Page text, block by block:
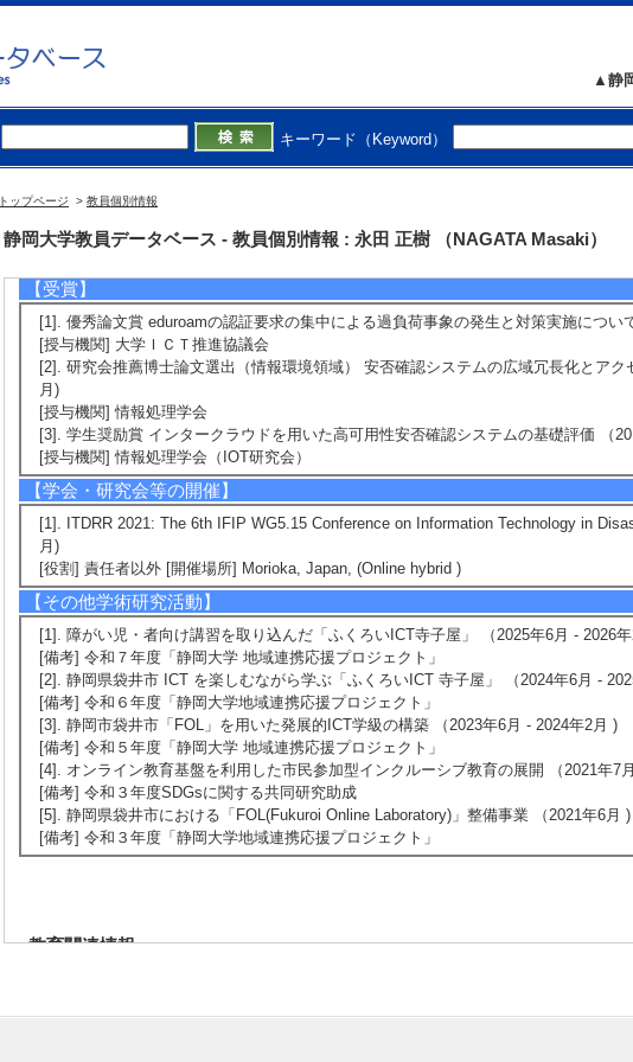
▲静
キーワード（Keyword）
トップページ > 教員個別情報
静岡大学教員データベース - 教員個別情報 : 永田 正樹 （NAGATA Masaki）
分担 （ 2025年9月 ～ 2026年2月 )
[備考] 令和7年度 地域課題に係る産学共同研究委託事業（静岡市産学交流センター）
[2]. 出資金による受託研究 駿河湾関連データおよびIoT技術を用いたサクラエビ画像
[相手先] 静岡市・静岡県
[備考] 駿河湾・海洋 DX 先端拠点化計画（内閣府「令和６年度地方大学・地域産業創
【科学研究費助成事業】
[1]. オンライン教育の受講履歴から学生への総合支援を実現する総合教育システムの
究(C) 代表
【受賞】
[1]. 優秀論文賞 eduroamの認証要求の集中による過負荷事象の発生と対策実施につい
[授与機関] 大学ＩＣＴ推進協議会
[2]. 研究会推薦博士論文選出（情報環境領域） 安否確認システムの広域冗長化とア
月)
[授与機関] 情報処理学会
[3]. 学生奨励賞 インタークラウドを用いた高可用性安否確認システムの基礎評価 （
[授与機関] 情報処理学会（IOT研究会）
【学会・研究会等の開催】
[1]. ITDRR 2021: The 6th IFIP WG5.15 Conference on Information Technology in
月)
[役割] 責任者以外 [開催場所] Morioka, Japan, (Online hybrid )
【その他学術研究活動】
[1]. 障がい児・者向け講習を取り込んだ「ふくろいICT寺子屋」 （2025年6月 - 2026
[備考] 令和７年度「静岡大学 地域連携応援プロジェクト」
[2]. 静岡県袋井市 ICT を楽しむながら学ぶ「ふくろいICT 寺子屋」 （2024年6月 -
[備考] 令和６年度「静岡大学地域連携応援プロジェクト」
[3]. 静岡市袋井市「FOL」を用いた発展的ICT学級の構築 （2023年6月 - 2024年2月 )
[備考] 令和５年度「静岡大学 地域連携応援プロジェクト」
[4]. オンライン教育基盤を利用した市民参加型インクルーシブ教育の展開 （2021年7
[備考] 令和３年度SDGsに関する共同研究助成
[5]. 静岡県袋井市における「FOL(Fukuroi Online Laboratory)」整備事業 （2021年6月 )
[備考] 令和３年度「静岡大学地域連携応援プロジェクト」
教育関連情報